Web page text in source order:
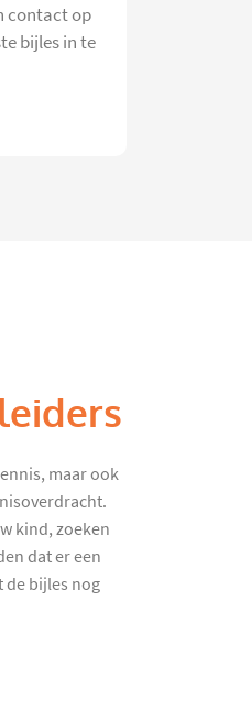
contact op
bijles in te
maar ook
kind, zoeken
dat er een
de bijles nog